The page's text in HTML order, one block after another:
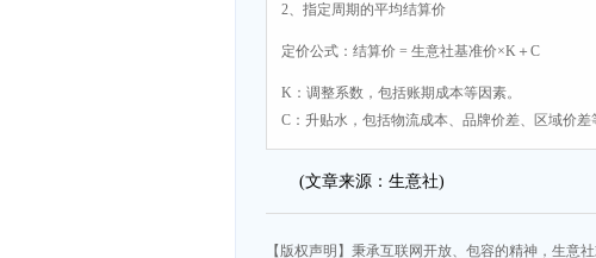
2、指定周期的平均结算价
定价公式：结算价 = 生意社基准价×K＋C
K：调整系数，包括账期成本等因素。
C：升贴水，包括物流成本、品牌价差、区域价差
(文章来源：生意社)
【版权声明】秉承互联网开放、包容的精神，生意